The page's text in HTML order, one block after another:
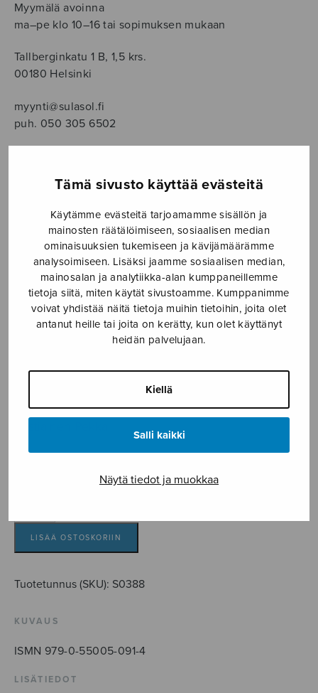
Tämä sivusto käyttää evästeitä
Käytämme evästeitä tarjoamamme sisällön ja
mainosten räätälöimiseen, sosiaalisen median
ominaisuuksien tukemiseen ja kävijämäärämme
analysoimiseen. Lisäksi jaamme sosiaalisen median,
mainosalan ja analytiikka-alan kumppaneillemme
tietoja siitä, miten käytät sivustoamme. Kumppanimme
voivat yhdistää näitä tietoja muihin tietoihin, joita olet
antanut heille tai joita on kerätty, kun olet käyttänyt
heidän palvelujaan.
Kiellä
Salli kaikki
Näytä tiedot ja muokkaa
Myymälä avoinna
ma–pe klo 10–16 tai sopimuksen mukaan
Tallberginkatu 1 B, 1,5 krs.
00180 Helsinki
myynti@sulasol.fi
puh. 050 305 6502
NÄYTÄ KARTALLA
Etusivu › Nuottikauppa › Sekakuoro ›
Rosa
mystica
Rosa mystica
mystica
määräLISÄÄ OSTOSKORIIN
Tuotetunnus (SKU): S0388
KUVAUS
ISMN 979-0-55005-091-4
LISÄTIEDOT